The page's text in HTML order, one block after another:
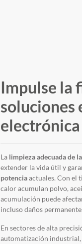
Impulse la
soluciones
La limpieza adecuada de
extender la vida útil y
potenciaactuales. Con el
calor acumulan polvo,
acumulación puede
incluso daños
En sectores de alta
automatización